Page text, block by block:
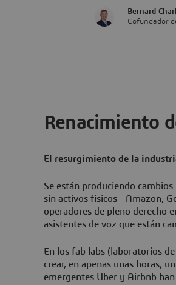
Bernard
Cofundador
Renacimiento
El resurgimiento de la
Se están produciendo
sin activos físicos - Amazon,
operadores de pleno derecho
asistentes de voz que están
En los fab labs (laboratorios
crear, en apenas unas horas,
emergentes Uber y Airbnb